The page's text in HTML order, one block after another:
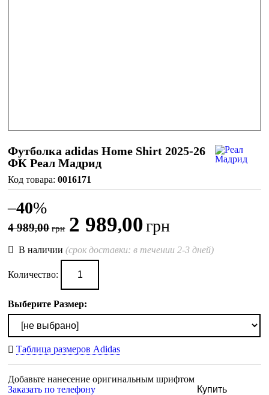
Футболка adidas Home Shirt 2025-26
ФК Реал Мадрид
0016171
–40%
4 989,00 грн 2 989,00грн
В наличии(срок доставки: в течении 2-3 дней)
Количество:
Выберите Размер:
Таблица размеров Adidas
Добавьте нанесение оригинальным шрифтом
Заказать по телефону
Купить